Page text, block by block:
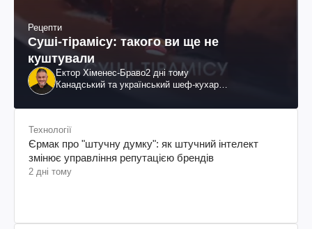
Рецепти
Суші-тірамісу: такого ви ще не
куштували
Ектор Хіменес-Браво2 дні тому
Канадський та український шеф-кухар
Технології
Єрмак про "штучну думку": як штучний інтелект
змінює управління репутацією брендів
2 дні тому